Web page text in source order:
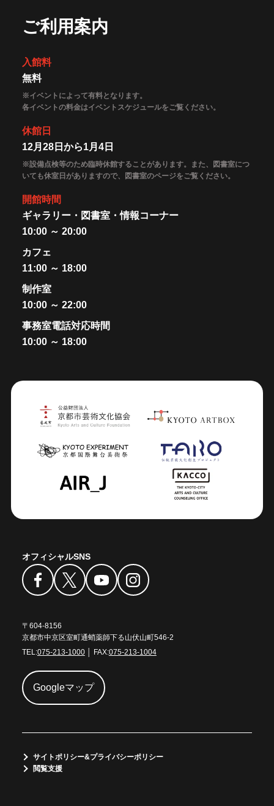
ご利用案内
入館料
無料
※イベントによって有料となります。
各イベントの料金はイベントスケジュールをご覧ください。
休館日
12月28日から1月4日
※設備点検等のため臨時休館することがあります。また、図書室につ
いても休室日がありますので、図書室のページをご覧ください。
開館時間
ギャラリー・図書室・情報コーナー
10:00 ～ 20:00
カフェ
11:00 ～ 18:00
制作室
10:00 ～ 22:00
事務室電話対応時間
10:00 ～ 18:00
オフィシャルSNS
〒604-8156
京都市中京区室町通蛸薬師下る山伏山町546-2
TEL:075-213-1000│ FAX:075-213-1004
Googleマップ
サイトポリシー&プライバシーポリシー
閲覧支援